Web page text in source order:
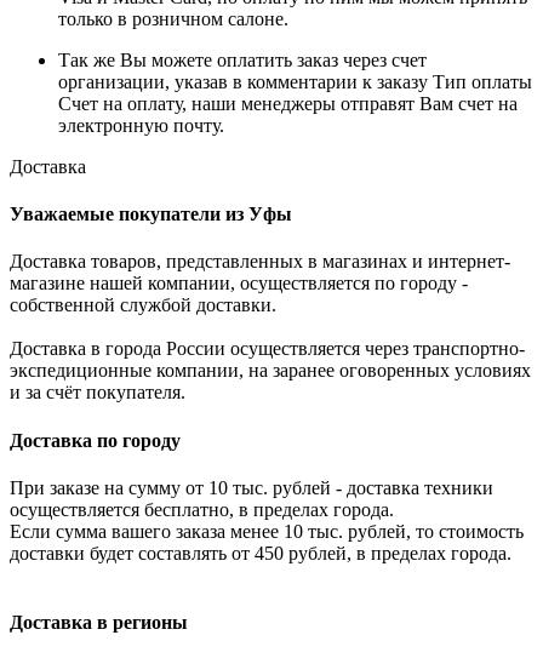
только в розничном салоне.
Так же Вы можете оплатить заказ через счет
организации, указав в комментарии к заказу Тип оплаты
Счет на оплату, наши менеджеры отправят Вам счет на
электронную почту.
Доставка
Уважаемые покупатели из Уфы
Доставка товаров, представленных в магазинах и интернет-
магазине нашей компании, осуществляется по городу -
собственной службой доставки.
Доставка в города России осуществляется через транспортно-
экспедиционные компании, на заранее оговоренных условиях
и за счёт покупателя.
Доставка по городу
При заказе на сумму от 10 тыс. рублей - доставка техники
осуществляется бесплатно, в пределах города.
Если сумма вашего заказа менее 10 тыс. рублей, то стоимость
доставки будет составлять от 450 рублей, в пределах города.
Доставка в регионы